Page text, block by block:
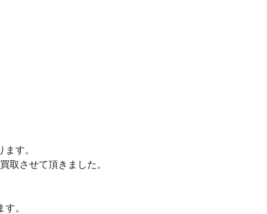
す。
取させて頂きました。
。